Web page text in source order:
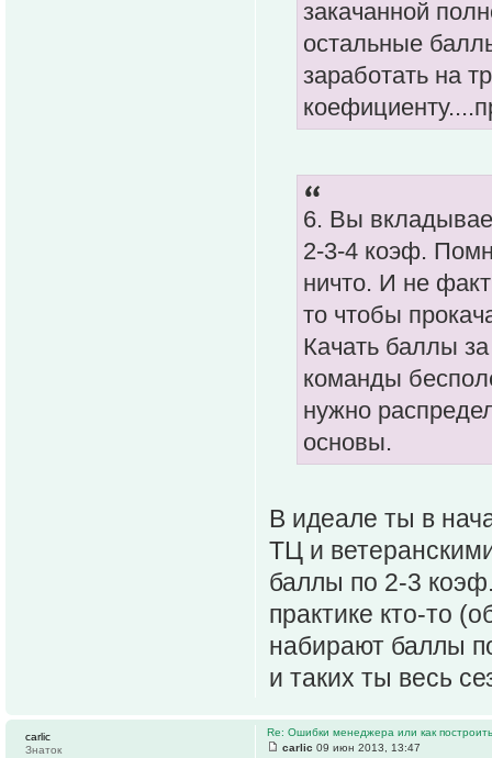
закачанной
остальные
заработать на
6. Вы
2-3-4 коэф.
ничто. И не
то чтобы
Качать баллы
команды
нужно
основы.
В идеале ты в
ТЦ и
баллы по 2-3
практике кто-то
набирают баллы
и таких ты весь
Re: Ошибки менеджера или как построить
carlic 09 июн 2013, 13:47
carlic
Знаток